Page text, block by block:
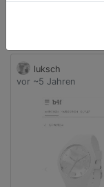
luksch
vor ~5 Jahren